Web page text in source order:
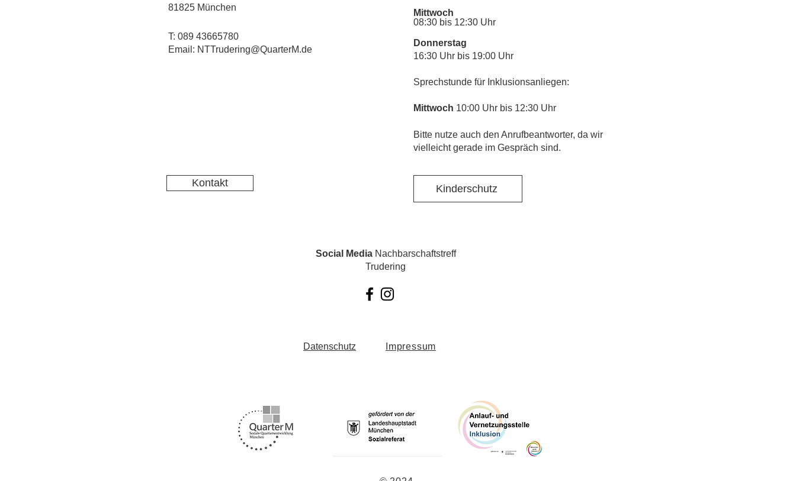
81825 München
T: 089 43665780
Email: NTTrudering@QuarterM.de
Kontakt
Mittwoch
08:30 bis 12:30 Uhr
Donnerstag
16:30 Uhr bis 19:00 Uhr
Sprechstunde für Inklusionsanliegen:
Mittwoch 10:00 Uhr bis 12:30 Uhr
​Bitte nutze auch den Anrufbeantworter, da wir
vielleicht gerade im Gespräch sind.
Kinderschutz
Social MediaNachbarschaftstreff
Trudering
Datenschutz Impressum